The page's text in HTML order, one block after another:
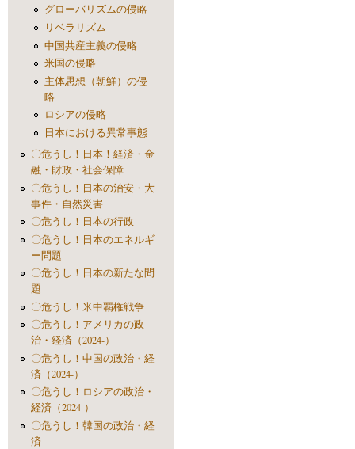
グローバリズムの侵略
リベラリズム
中国共産主義の侵略
米国の侵略
主体思想（朝鮮）の侵
略
ロシアの侵略
日本における異常事態
〇危うし！日本！経済・金
融・財政・社会保障
〇危うし！日本の治安・大
事件・自然災害
〇危うし！日本の行政
〇危うし！日本のエネルギ
ー問題
〇危うし！日本の新たな問
題
〇危うし！米中覇権戦争
〇危うし！アメリカの政
治・経済（2024-）
〇危うし！中国の政治・経
済（2024-）
〇危うし！ロシアの政治・
経済（2024-）
〇危うし！韓国の政治・経
済